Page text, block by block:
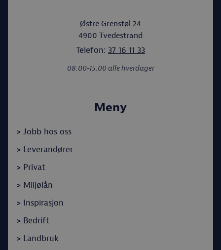
Østre Grenstøl 24
4900 Tvedestrand
Telefon: 37 16 11 33
08.00-15.00 alle hverdager
Meny
> Jobb hos oss
> Leverandører
> Privat
> Miljølån
> Inspirasjon
> Bedrift
> Landbruk